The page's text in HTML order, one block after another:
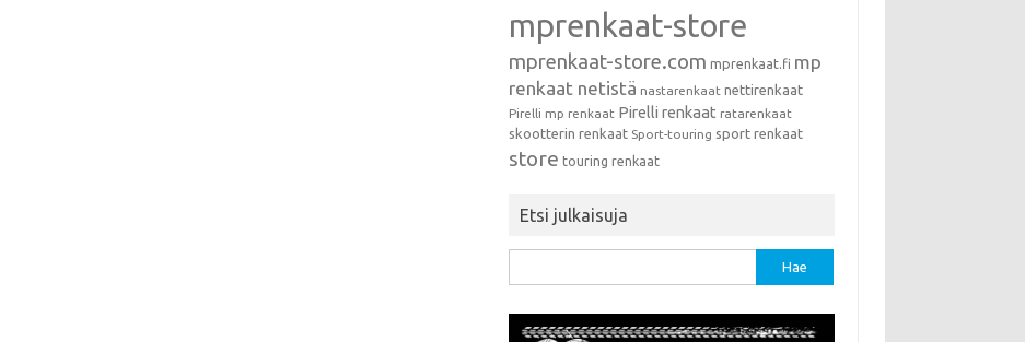
mprenkaat-store
mprenkaat-store.com mprenkaat.fi mp
renkaat netistä nastarenkaat nettirenkaat
Pirelli mp renkaat Pirelli renkaat ratarenkaat
skootterin renkaat Sport-touring sport renkaat
store touring renkaat
Etsi julkaisuja